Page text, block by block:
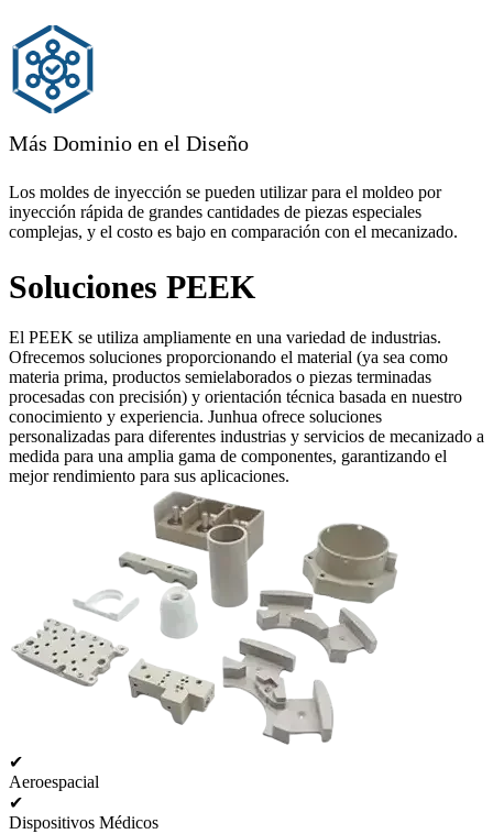
Más Dominio en el Diseño
Los moldes de inyección se pueden utilizar para el moldeo por
inyección rápida de grandes cantidades de piezas especiales
complejas, y el costo es bajo en comparación con el mecanizado.
Soluciones PEEK
El PEEK se utiliza ampliamente en una variedad de industrias.
Ofrecemos soluciones proporcionando el material (ya sea como
materia prima, productos semielaborados o piezas terminadas
procesadas con precisión) y orientación técnica basada en nuestro
conocimiento y experiencia. Junhua ofrece soluciones
personalizadas para diferentes industrias y servicios de mecanizado a
medida para una amplia gama de componentes, garantizando el
mejor rendimiento para sus aplicaciones.
✔
Aeroespacial
✔
Dispositivos Médicos